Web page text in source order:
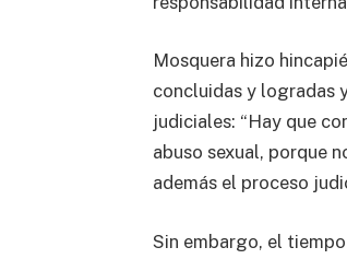
Mosquera hizo
concluidas y logradas
judiciales: “Hay que
abuso sexual, porque
además el proceso
Sin embargo, el